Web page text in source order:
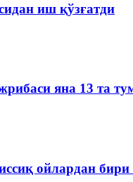
иш қўзғатди
яна 13 та
ойлардан